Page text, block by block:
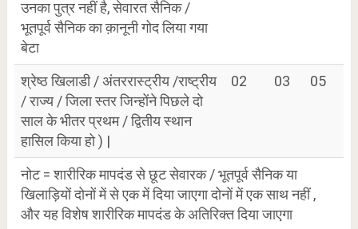
उनका पुत्र नहीं है, सेवारत सैनिक /
भूतपूर्व सैनिक का क़ानूनी गोद लिया गया
बेटा
श्रेष्ठ खिलाडी / अंतररास्ट्रीय /राष्ट्रीय
/ राज्य / जिला स्तर जिन्होंने पिछले दो
साल के भीतर प्रथम / द्वितीय स्थान
हासिल किया हो ) |
02 03 05
नोट = शारीरिक मापदंड से छूट सेवारक / भूतपूर्व सैनिक या
खिलाड़ियों दोनों में से एक में दिया जाएगा दोनों में एक साथ नहीं ,
और यह विशेष शारीरिक मापदंड के अतिरिक्त दिया जाएगा